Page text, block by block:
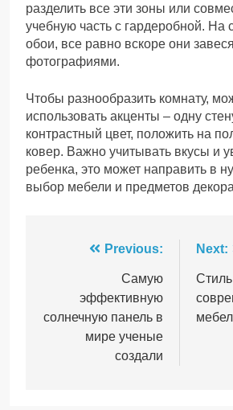
разделить все эти зоны или
учебную часть с гардеробной. На
обои, все равно вскоре они
фотографиями.
Чтобы разнообразить комнату,
использовать акценты – одну
контрастный цвет, положить на
ковер. Важно учитывать вкусы и
ребенка, это может направить в
выбор мебели и предметов
НавігаціяPrevious:
Самую
эффективную
солнечную панель в
мире ученые
создали
Next:
Стиль